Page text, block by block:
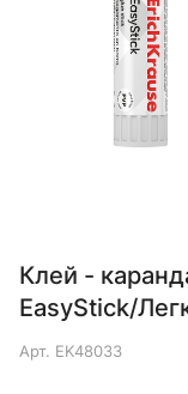
Клей -
EasyStick/
Арт. EK48033